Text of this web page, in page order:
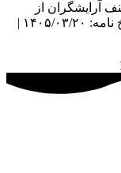
آرایشگران از
سوی وزارت تعاون، کار و رفاه اجتماعی تاریخ نامه: ۱۴۰۵/۰۳/۲۰ |